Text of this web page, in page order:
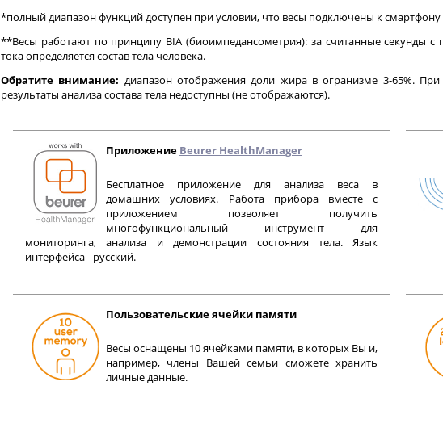
*полный диапазон функций доступен при условии, что весы подключены к
**Весы работают по принципу BIA (биоимпедансометрия): за считанные секунды
тока определяется состав тела человека.
Обратите внимание: диапазон отображения доли жира в огранизме 3-65%.
результаты анализа состава тела недоступны (не отображаются).
Приложение Beurer HealthManager
Бесплатное приложение для анализа веса в
домашних условиях. Работа прибора вместе с
приложением позволяет получить
многофункциональный инструмент для
мониторинга, анализа и демонстрации состояния тела. Язык
интерфейса - русский.
Пользовательские ячейки памяти
Весы оснащены 10 ячейками памяти, в которых Вы и,
например, члены Вашей семьи сможете хранить
личные данные.